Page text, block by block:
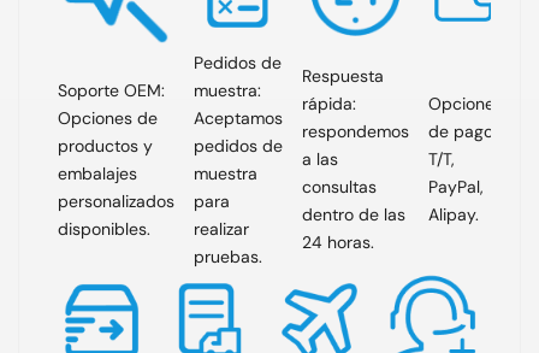
Soporte OEM:
Opciones de
productos y
embalajes
personalizados
disponibles.
Pedidos de
muestra:
Aceptamos
pedidos de
muestra
para
realizar
pruebas.
Respuesta
rápida:
respondemos
a las
consultas
dentro de las
24 horas.
Opciones
de pago:
T/T,
PayPal,
Alipay.